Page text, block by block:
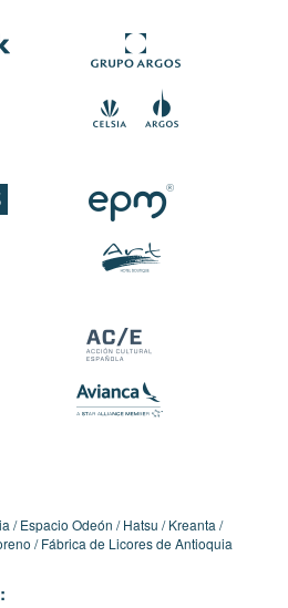
Espacio Odeón Hatsu
Kreanta
Fábrica de Licores de Antioquia